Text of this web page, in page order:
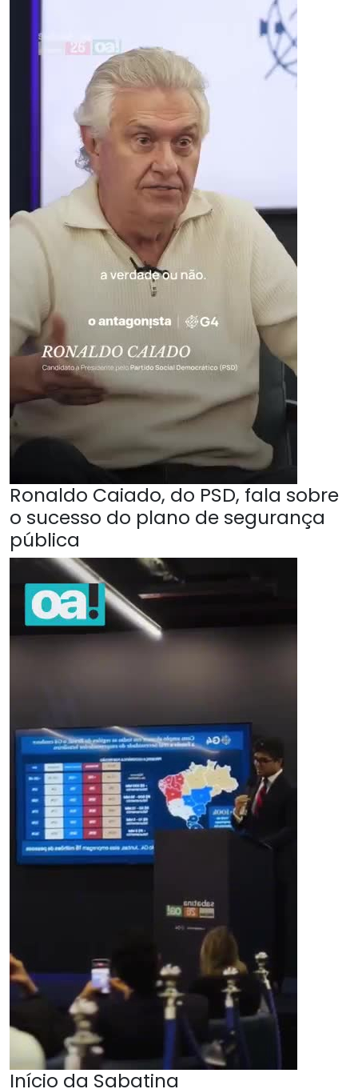
Ronaldo Caiado, do PSD, fala sobre
o sucesso do plano de segurança
pública
Início da Sabatina